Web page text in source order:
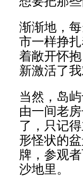
渐渐地，
市一样挣
着敞开怀
新激活了我
当然，岛
由一间老
了，只记
形怪状的
牌，参观
沙地里。